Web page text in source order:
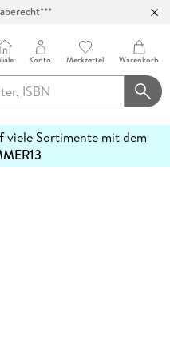
Konto Merkzettel Warenkorb
viele Sortimente mit dem